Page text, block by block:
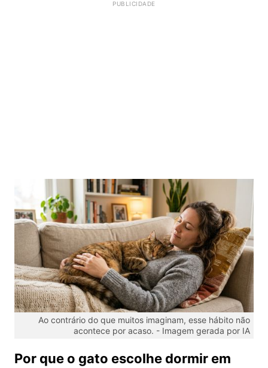
Ao contrário do que muitos imaginam, esse hábito não
acontece por acaso. - Imagem gerada por IA
Por que o gato escolhe dormir em